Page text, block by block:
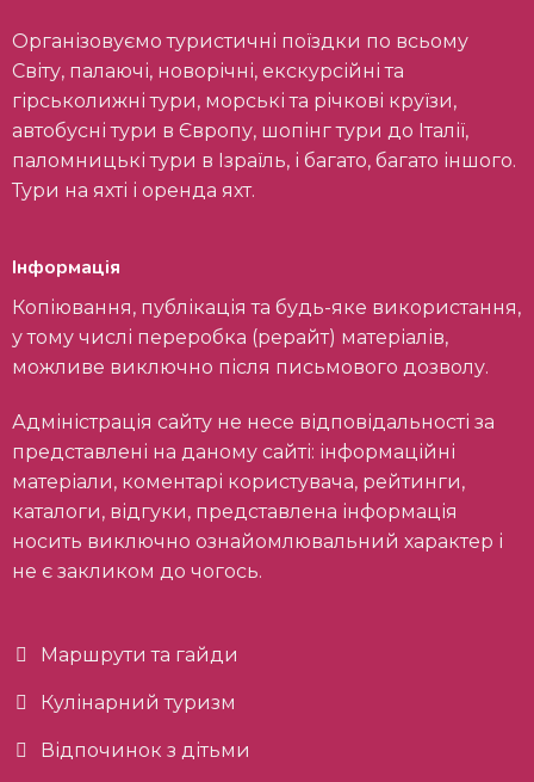
Організовуємо туристичні поїздки по всьому
Світу, палаючі, новорічні, екскурсійні та
гірськолижні тури, морські та річкові круїзи,
автобусні тури в Європу, шопінг тури до Італії,
паломницькі тури в Ізраїль, і багато, багато іншого.
Тури на яхті і оренда яхт.
Інформація
Копіювання, публікація та будь-яке використання,
у тому числі переробка (рерайт) матеріалів,
можливе виключно після письмового дозволу.
Адміністрація сайту не несе відповідальності за
представлені на даному сайті: інформаційні
матеріали, коментарі користувача, рейтинги,
каталоги, відгуки, представлена інформація
носить виключно ознайомлювальний характер і
не є закликом до чогось.
Маршрути та гайди
Кулінарний туризм
Відпочинок з дітьми